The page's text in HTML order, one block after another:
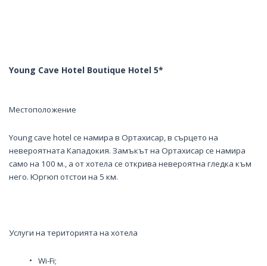
Young Cave Hotel Boutique Hotel 5*
Местоположение
Young cave hotel се намира в Ортахисар, в сърцето на
невероятната Кападокия. Замъкът на Ортахисар се намира
само на 100 м., а от хотела се открива невероятна гледка към
него. Юргюп отстои на 5 км.
Услуги на територията на хотела
Wi-Fi;